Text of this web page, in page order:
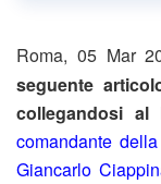
Roma, 05 Mar
seguente
collegandosi
comandante
Giancarlo